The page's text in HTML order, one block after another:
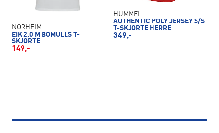
NORHEIM
EIK 2.0 M BOMULLS T-
SKJORTE
149,-
HUMMEL
AUTHENTIC POLY JERSEY S/S
T-SKJORTE HERRE
349,-